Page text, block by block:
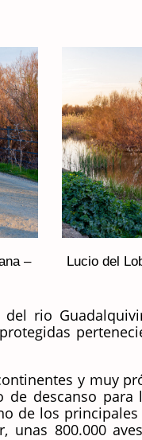
–
Lucio del
rio
y muy
descanso para
de los
800.000